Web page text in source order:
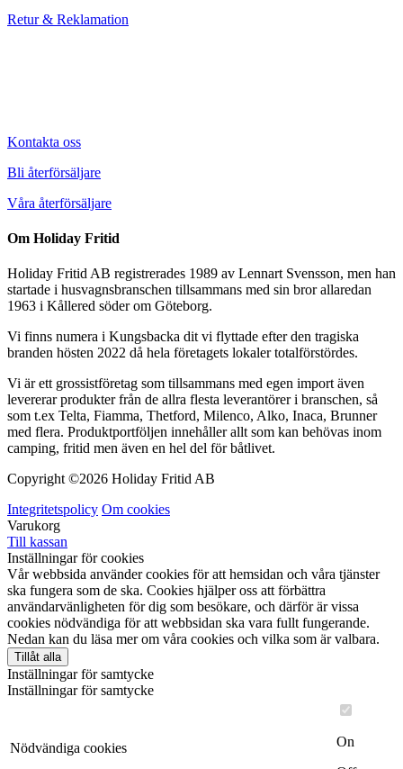
Retur & Reklamation
Kontakta oss
Bli återförsäljare
Våra återförsäljare
Om Holiday Fritid
Holiday Fritid AB registrerades 1989 av Lennart Svensson, men han
startade i husvagnsbranschen tillsammans med sin bror allaredan
1963 i Kållered söder om Göteborg.
Vi finns numera i Kungsbacka dit vi flyttade efter den tragiska
branden hösten 2022 då hela företagets lokaler totalförstördes.
Vi är ett grossistföretag som tillsammans med egen import även
levererar produkter från de allra flesta leverantörer i branschen, så
som t.ex Telta, Fiamma, Thetford, Milenco, Alko, Inaca, Brunner
med flera. Produktportföljen innehåller allt som kan behövas inom
camping, fritid men även en hel del för båtlivet.
Copyright ©2026 Holiday Fritid AB
Integritetspolicy Om cookies
Varukorg
Till kassan
Inställningar för cookies
Vår webbsida använder cookies för att hemsidan och våra tjänster
ska fungera som de ska. Cookies hjälper oss att förbättra
användarvänligheten för dig som besökare, och därför är vissa
cookies nödvändiga för att webbsidan ska vara fullt fungerande.
Nedan kan du läsa mer om våra cookies och vilka som är valbara.
Tillåt alla
Inställningar för samtycke
Inställningar för samtycke
Nödvändiga cookies
On